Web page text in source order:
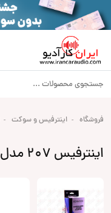
فروشگاه اینترفیس و سوکت
اینترفیس 207 مدل 93 به بالا برای کنوود